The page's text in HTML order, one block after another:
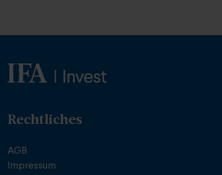
Rechtliches
AGB
Impressum